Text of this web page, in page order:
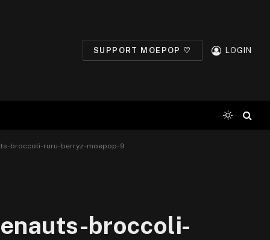
SUPPORT MOEPOP ♡ LOGIN
broccoli-ruru-berryz-moepop-9
broccoli-